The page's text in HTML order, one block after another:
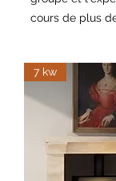
cours de plus
7 kw